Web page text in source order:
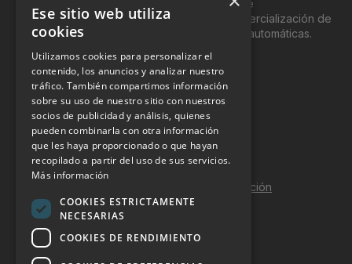
del “Vending”; nombre con el que se conoce
genéricamente entre profesionales a la comercialización de
productos y servicios a través de máquinas automáticas.
INFORMACIÓN LEGAL
Aviso Legal
Política de Privacidad
Política de Cookies
Política de calidad y seguridad de la información
Contacto
Ese sitio web utiliza
cookies
Utilizamos cookies para personalizar el
contenido, los anuncios y analizar nuestro
tráfico. También compartimos información
sobre su uso de nuestro sitio con nuestros
socios de publicidad y análisis, quienes
pueden combinarla con otra información
que les haya proporcionado o que hayan
recopilado a partir del uso de sus servicios.
Más información
COOKIES ESTRICTAMENTE
NECESARIAS
COOKIES DE RENDIMIENTO